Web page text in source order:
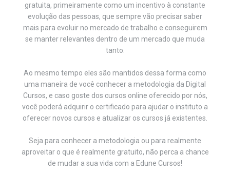
gratuita, primeiramente como um incentivo à constante
evolução das pessoas, que sempre vão precisar saber
mais para evoluir no mercado de trabalho e conseguirem
se manter relevantes dentro de um mercado que muda
tanto.
Ao mesmo tempo eles são mantidos dessa forma como
uma maneira de você conhecer a metodologia da Digital
Cursos, e caso goste dos cursos online oferecido por nós,
você poderá adquirir o certificado para ajudar o instituto a
oferecer novos cursos e atualizar os cursos já existentes.
Seja para conhecer a metodologia ou para realmente
aproveitar o que é realmente gratuito, não perca a chance
de mudar a sua vida com a Edune Cursos!